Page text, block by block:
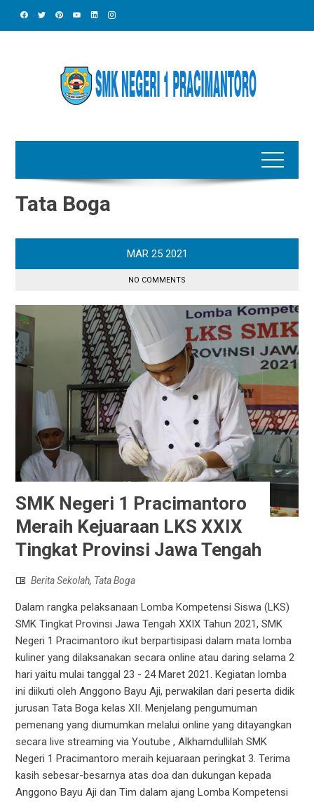
Tata Boga
MAR 25 2021
NO COMMENTS
SMK Negeri 1 Pracimantoro
Meraih Kejuaraan LKS XXIX
Tingkat Provinsi Jawa Tengah
Berita Sekolah, Tata Boga
Dalam rangka pelaksanaan Lomba Kompetensi Siswa (LKS)
SMK Tingkat Provinsi Jawa Tengah XXIX Tahun 2021, SMK
Negeri 1 Pracimantoro ikut berpartisipasi dalam mata lomba
kuliner yang dilaksanakan secara online atau daring selama 2
hari yaitu mulai tanggal 23 - 24 Maret 2021. Kegiatan lomba
ini diikuti oleh Anggono Bayu Aji, perwakilan dari peserta didik
jurusan Tata Boga kelas XII. Menjelang pengumuman
pemenang yang diumumkan melalui online yang ditayangkan
secara live streaming via Youtube , Alkhamdullilah SMK
Negeri 1 Pracimantoro meraih kejuaraan peringkat 3. Terima
kasih sebesar-besarnya atas doa dan dukungan kepada
Anggono Bayu Aji dan Tim dalam ajang Lomba Kompetensi